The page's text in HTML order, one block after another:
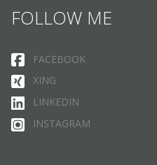
FOLLOW ME
FACEBOOK
XING
LINKEDIN
INSTAGRAM